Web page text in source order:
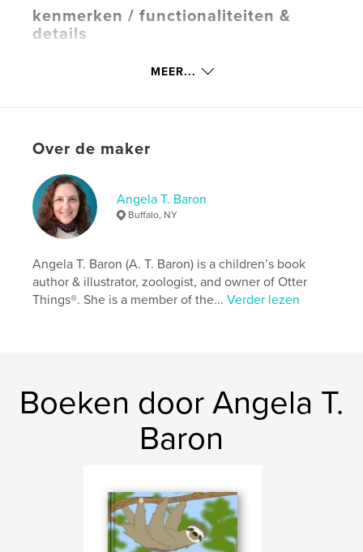
kenmerken / functionaliteiten &
details
TaalEnglish
Trefwoorden
animals nature , panda
discovery
MEER...
Over de maker
Angela T. Baron
Buffalo, NY
Angela T. Baron (A. T. Baron) is a children’s book
author & illustrator, zoologist, and owner of Otter
Things®. She is a member of the...Verder lezen
Boeken door Angela T.
Baron